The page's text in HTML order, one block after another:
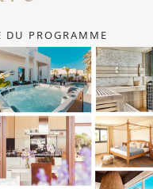
DU PROGRAMME